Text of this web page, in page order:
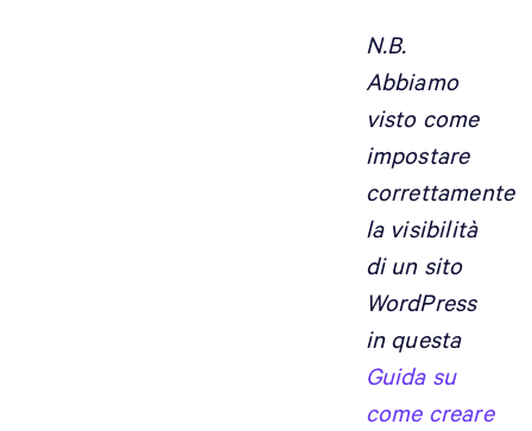
N.B.
Abbiamo
visto come
impostare
correttamente
la visibilità
di un sito
WordPress
in questa
Guida su
come creare